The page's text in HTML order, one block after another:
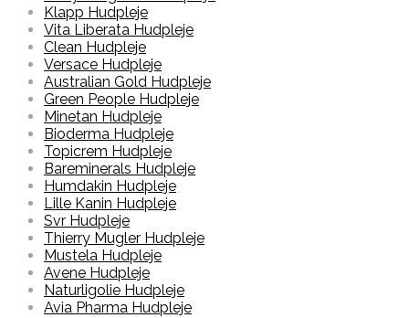
Klapp Hudpleje
Vita Liberata Hudpleje
Clean Hudpleje
Versace Hudpleje
Australian Gold Hudpleje
Green People Hudpleje
Minetan Hudpleje
Bioderma Hudpleje
Topicrem Hudpleje
Bareminerals Hudpleje
Humdakin Hudpleje
Lille Kanin Hudpleje
Svr Hudpleje
Thierry Mugler Hudpleje
Mustela Hudpleje
Avene Hudpleje
Naturligolie Hudpleje
Avia Pharma Hudpleje